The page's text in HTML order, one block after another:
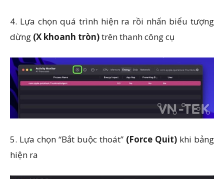
4. Lựa chọn quá trình hiện ra rồi nhấn biểu tượng
dừng (X khoanh tròn)trên thanh công cụ
5. Lựa chọn “Bắt buộc thoát” (Force Quit) khi bảng
hiện ra